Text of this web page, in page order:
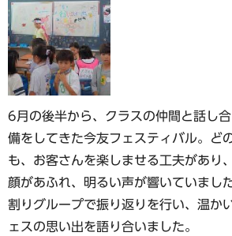
6月の後半から、クラスの仲間と話し
備をしてきた今友フェスティバル。ど
も、お客さんを楽しませる工夫があり
顔があふれ、明るい声が響いていまし
割りグループで振り返りを行い、温か
ェスの思い出を語り合いました。